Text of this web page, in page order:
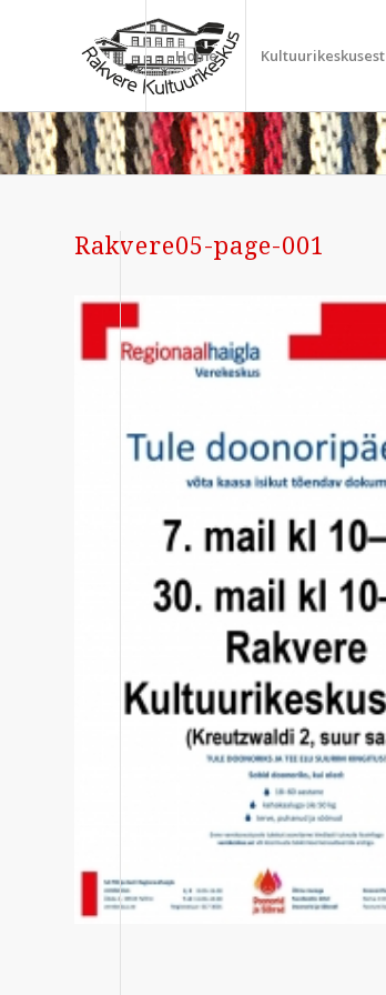
Home Kultuurikeskusest
Rakvere05-page-001